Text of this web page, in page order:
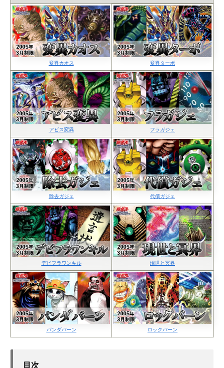
変異カオス 変異ターボ
アビス変異 フラガジェ
除去ガジェ 代償ガジェ
デビフラワンキル 現世と冥界
パンダバーン ロックバーン
目次